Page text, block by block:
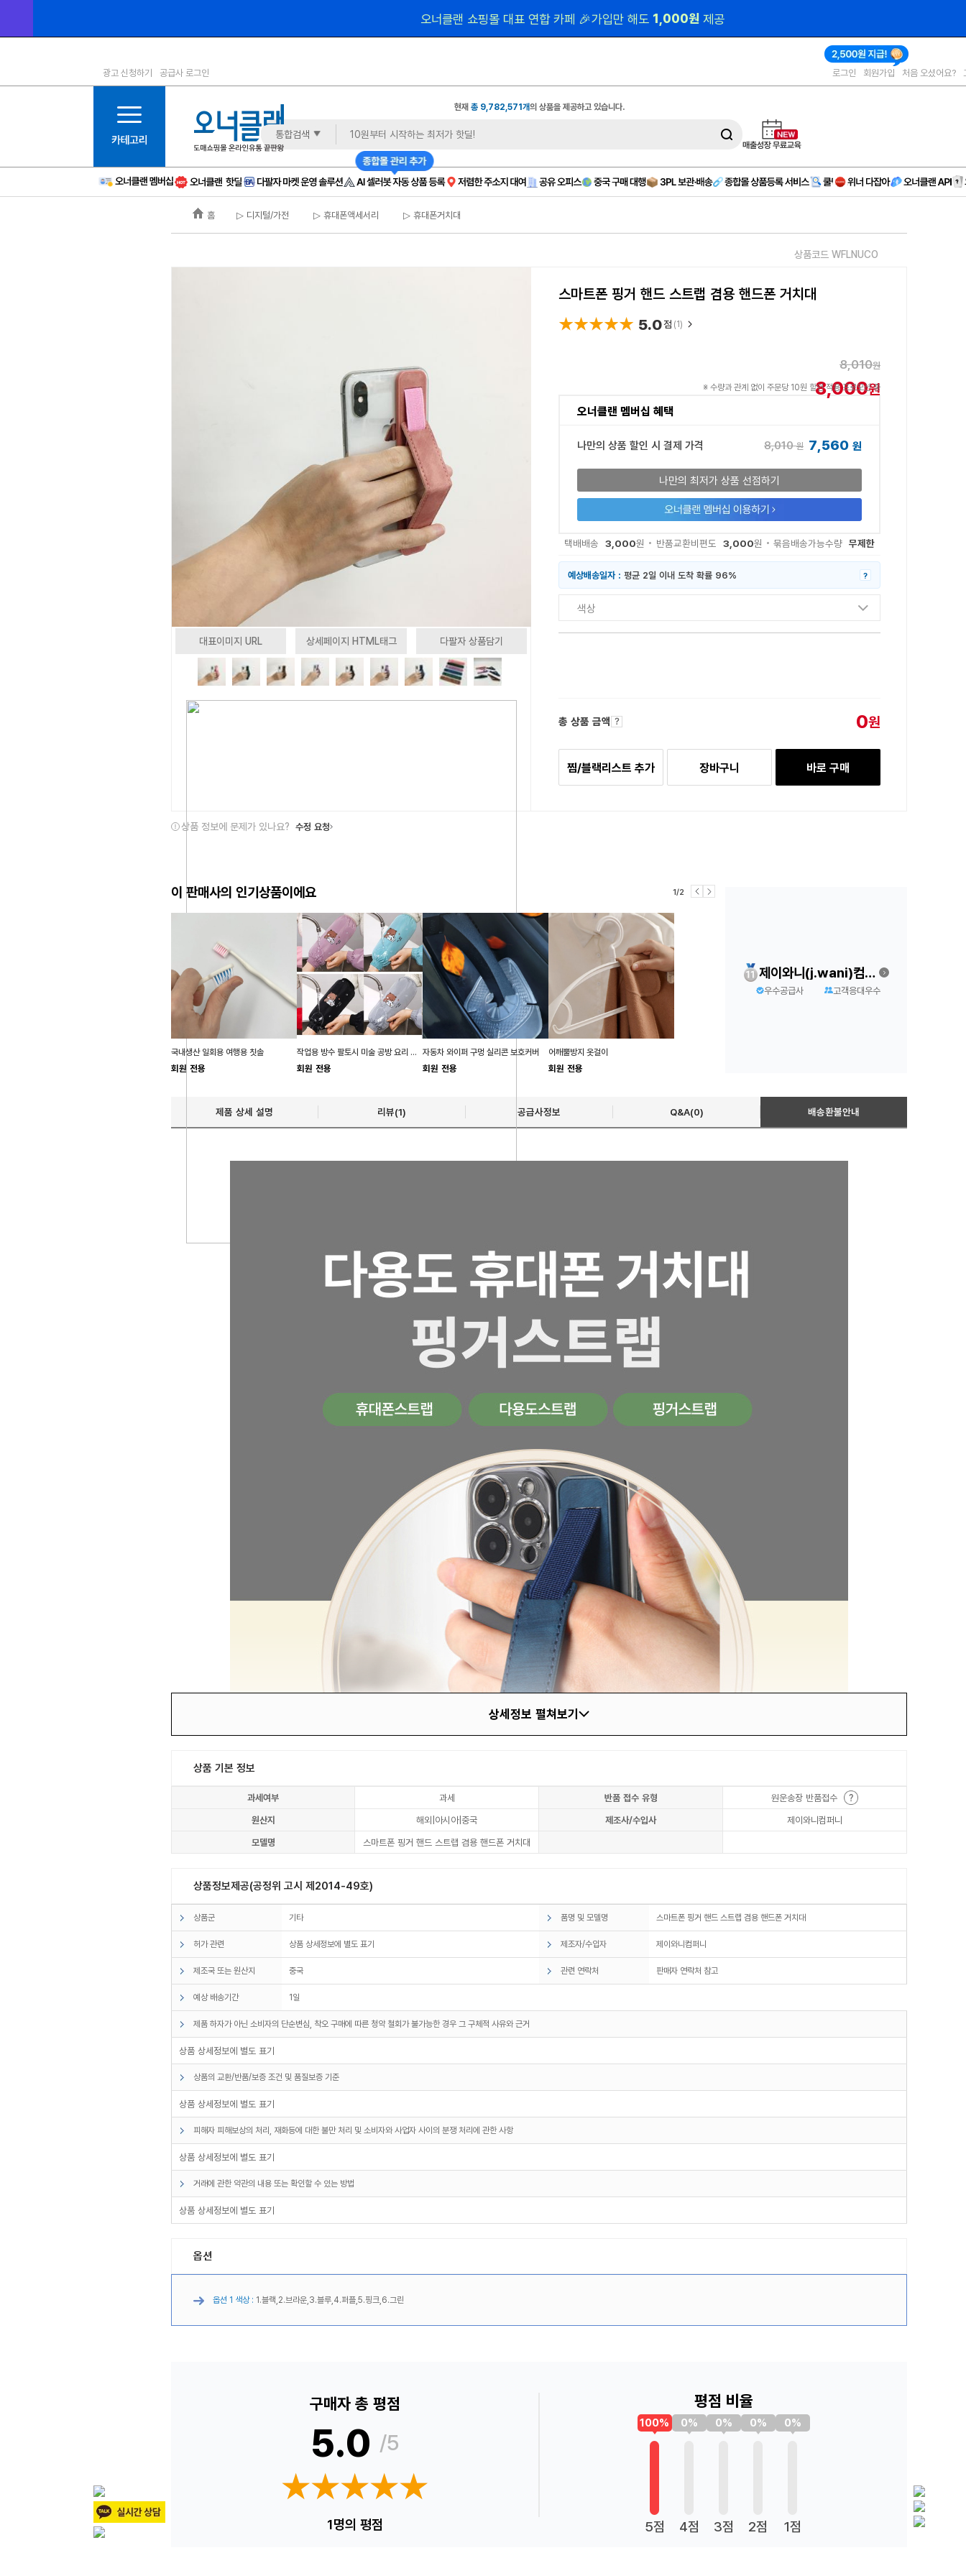
1등급
6등급
11등급
12등급
15등급
16등급
오너클랜 쇼핑몰 대표 연합 카페 🎉가입만 해도 1,000원 제공
광고 신청하기 공급사 로그인 로그인 회원가입 처음 오셨어요?
현재총 9,782,571개의 상품을 제공하고 있습니다.
통합검색
홈 ▷ 디지털/가전 ▷ 휴대폰액세서리 ▷ 휴대폰거치대
상품코드 WFLNUCO
대표이미지 URL 상세페이지 HTML태그 다팔자 상품담기
스마트폰 핑거 핸드 스트랩 겸용 핸드폰 거치대
★★★★★
★★★★★ 5.0점 (1)
8,010원
8,000원
※ 수량과 관계 없이 주문당 10원 할인 적용 프로모션 중
오너클랜 멤버십 혜택
나만의 상품 할인 시 결제 가격 8,010원 7,560 원
나만의 최저가 상품 선점하기
택배배송 3,000원 반품교환비편도 3,000원 묶음배송가능수량 무제한
예상배송일자 : 평균 2일 이내 도착 확률 96% ?
색상
총 상품 금액 0원
찜/블랙리스트 추가 장바구니 바로 구매
상품 정보에 문제가 있나요? 수정 요청
이 판매사의 인기상품이에요 1/2
국내생산 일회용 여행용 칫솔
회원 전용
작업용 방수 팔토시 미술 공방 요리 학원 팔토시
회원 전용
자동차 와이퍼 구멍 실리콘 보호커버
회원 전용
어깨뿔방지 옷걸이
회원 전용
제이와니(j.wani)컴퍼니
우수공급사 고객응대우수
제품 상세 설명 리뷰(1) 공급사정보 Q&A(0) 배송환불안내
상세정보 펼쳐보기
상품 기본 정보
과세여부 과세 반품 접수 유형
원운송장 반품접수
원산지
해외|아시아|중국 제조사/수입사
제이와니컴퍼니
모델명
스마트폰 핑거 핸드 스트랩 겸용 핸드폰 거치대
상품정보제공(공정위 고시 제2014-49호)
상품군 기타 품명 및 모델명 스마트폰 핑거 핸드 스트랩 겸용 핸드폰 거치대
허가 관련 상품 상세정보에 별도 표기 제조자/수입자 제이와니컴퍼니
제조국 또는 원산지 중국 관련 연락처 판매자 연락처 참고
예상 배송기간 1일
제품 하자가 아닌 소비자의 단순변심, 착오 구매에 따른 청약 철회가 불가능한 경우 그 구체적 사유와 근거
상품 상세정보에 별도 표기
상품의 교환/반품/보증 조건 및 품질보증 기준
상품 상세정보에 별도 표기
피해자 피해보상의 처리, 재화등에 대한 불만 처리 및 소비자와 사업자 사이의 분쟁 처리에 관한 사항
상품 상세정보에 별도 표기
거래에 관한 약관의 내용 또는 확인할 수 있는 방법
상품 상세정보에 별도 표기
옵션
옵션 1 색상 : 1.블랙,2.브라운,3.블루,4.퍼플,5.핑크,6.그린
구매자 총 평점
5.0 /5
★★★★★
★★★★★
1명의 평점
평점 비율
100%
5점
0%
4점
0%
3점
0%
2점
0%
1점